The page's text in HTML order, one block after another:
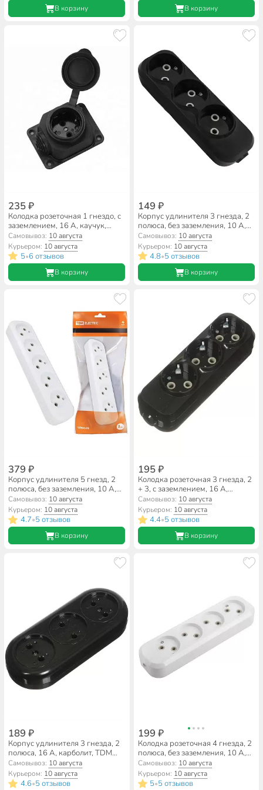
В корзину В корзину
235 ₽
Колодка розеточная 1 гнездо, с
заземлением, 16 А, каучук,
IP44, General Lighting Systems,
470026
Самовывоз: 10 августа
Курьером: 10 августа
5•6 отзывов
В корзину
149 ₽
Корпус удлинителя 3 гнезда, 2
полюса, без заземления, 10 А,
черный, TDM Electric, Народная,
SQ1806-0425
Самовывоз: 10 августа
Курьером: 10 августа
4.8•5 отзывов
В корзину
379 ₽
Корпус удлинителя 5 гнезд, 2
полюса, без заземления, 10 А,
белый, TDM Electric, SQ1806-
0034
Самовывоз: 10 августа
Курьером: 10 августа
4.7•5 отзывов
В корзину
195 ₽
Колодка розеточная 3 гнезда, 2
+ 3, с заземлением, 16 А,
черный, TDM Electric, Народная,
SQ1806-0426
Самовывоз: 10 августа
Курьером: 10 августа
4.4•5 отзывов
В корзину
189 ₽
Корпус удлинителя 3 гнезда, 2
полюса, 16 А, карболит, TDM
Electric, Ретро, SQ1806-0104
Самовывоз: 10 августа
Курьером: 10 августа
4.6•5 отзывов
199 ₽
Колодка розеточная 4 гнезда, 2
полюса, без заземления, 10 А,
220 В, 2.2 кВт, без выключателя,
IP20, General Lighting Systems,
Easy GSB-10-4-IP20, 470055
Самовывоз: 10 августа
Курьером: 10 августа
5•5 отзывов